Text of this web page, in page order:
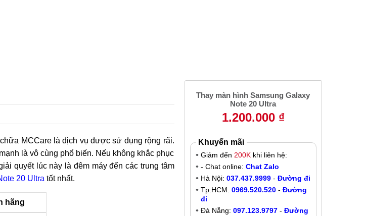
MCCare là dịch vụ được sử dụng rộng rãi.
là vô cùng phổ biến. Nếu không khắc phục
quyết lúc này là đêm máy đến các trung tâm
20 Ultra tốt nhất.
hãng
Thay màn hình Samsung Galaxy
Note 20 Ultra
1.200.000 ₫
Khuyến mãi
Giảm đến 200Kkhi liên hệ:
- Chat online: Chat Zalo
Hà Nội: 037.437.9999- Đường đi
Tp.HCM: 0969.520.520- Đường
đi
Đà Nẵng: 097.123.9797- Đường